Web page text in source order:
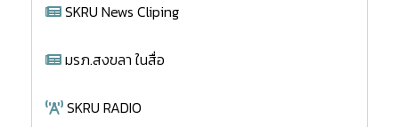
SKRU News Cliping
มรภ.สงขลา ในสื่อ
SKRU RADIO